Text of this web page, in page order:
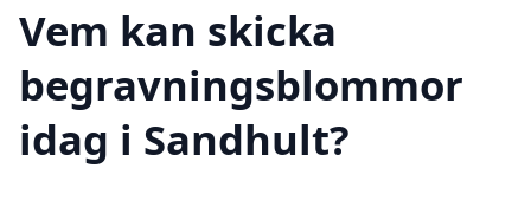
Vem kan skicka
begravningsblommor
idag i Sandhult?